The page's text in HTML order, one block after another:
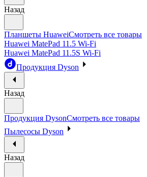
Назад
Планшеты HuaweiСмотреть все товары
Huawei MatePad 11.5 Wi-Fi
Huawei MatePad 11.5S Wi-Fi
Продукция Dyson
Назад
Продукция DysonСмотреть все товары
Пылесосы Dyson
Назад